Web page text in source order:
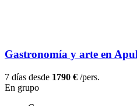
Gastronomía y arte en
7 días desde 1790 € /pers.
En grupo